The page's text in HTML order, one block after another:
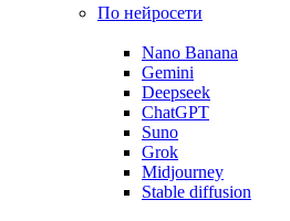
По нейросети
Nano Banana
Gemini
Deepseek
ChatGPT
Suno
Grok
Midjourney
Stable diffusion